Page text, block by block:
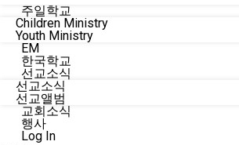
주일학교
Children Ministry
Youth Ministry
EM
한국학교
선교소식
선교소식
선교앨범
교회소식
행사
Log In